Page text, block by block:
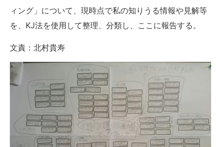
ィング」について、現時点で私の知りうる情報や見解等
を、KJ法を使用して整理、分類し、ここに報告する。
文責：北村貴寿